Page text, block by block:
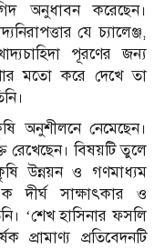
অনুধাবন করেছেন।
যে চ্যালেঞ্জ,
পূরণের জন্য
মতো করে দেখে তা
অনুশীলনে নেমেছেন।
রেখেছেন। বিষয়টি তুলে
উন্নয়ন ও গণমাধ্যম
দীর্ঘ সাক্ষাৎকার ও
‘শেখ হাসিনার ফসলি
প্রতিবেদনটি